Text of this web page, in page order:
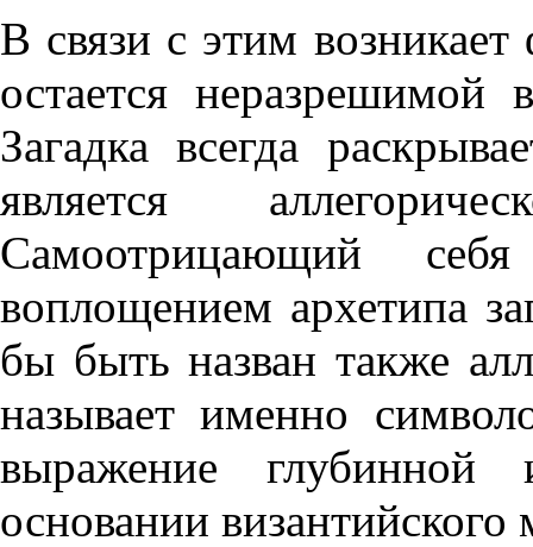
В связи с этим
остается неразрешимой
Загадка всегда
является
Самоотрицающий
воплощением архетипа
бы быть назван также
называет именно
выражение
основании